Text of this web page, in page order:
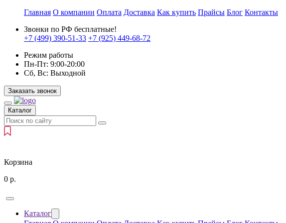
Главная О компании Оплата Доставка Как купить Прайсы Блог Контакты
Звонки по РФ бесплатные!
+7 (499) 390-51-33 +7 (925) 449-68-72
Режим работы
Пн-Пт: 9:00-20:00
Сб, Вс: Выходной
Заказать звонок
Каталог
Корзина
0 р.
Каталог